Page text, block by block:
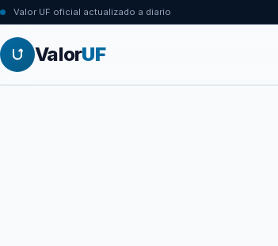
Valor UF oficial actualizado a diario
ValorUF